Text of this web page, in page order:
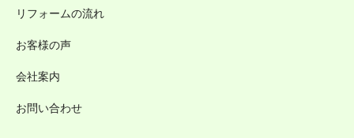
リフォームの流れ
お客様の声
会社案内
お問い合わせ